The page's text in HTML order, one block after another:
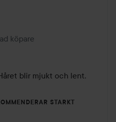
7 månader
köpare
blir mjukt och lent.
STARKT